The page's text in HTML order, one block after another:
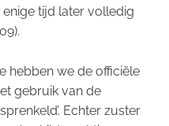
tijd later volledig
hebben we de officiële
gebruik van de
Echter zuster